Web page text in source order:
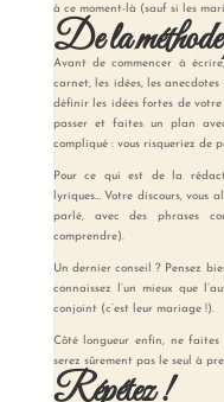
à ce moment-là (sauf si les
De la
Avant de commencer à
carnet, les idées, les
définir les idées fortes de votre
passer et faites un plan
compliqué : vous risqueriez de
Pour ce qui est de la
lyriques… Votre discours, vous
parlé, avec des phrases
comprendre).
Un dernier conseil ? Pensez
connaissez l’un mieux que
conjoint (c’est leur mariage !).
Côté longueur enfin, ne
serez sûrement pas le seul à
Répétez !